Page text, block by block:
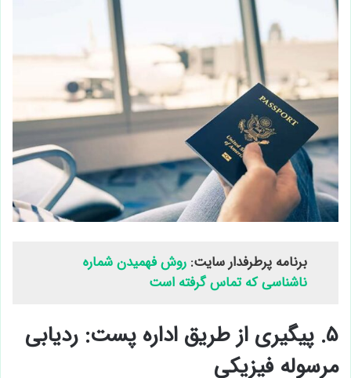
برنامه پرطرفدار سایت: روش فهمیدن شماره
ناشناسی که تماس گرفته است
۵. پیگیری از طریق اداره پست: ردیابی
مرسوله فیزیکی